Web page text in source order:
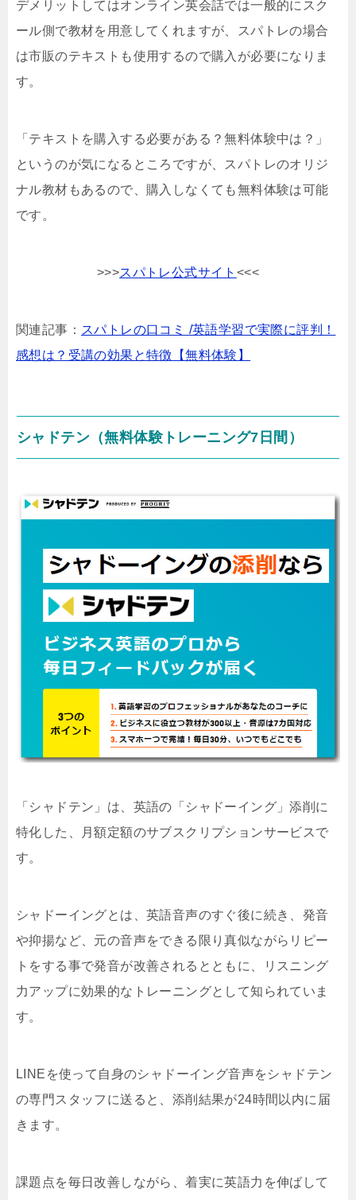
デメリットしてはオンライン英会話では一般的にスク
ール側で教材を用意してくれますが、スパトレの場合
は市販のテキストも使用するので購入が必要になりま
す。
「テキストを購入する必要がある？無料体験中は？」
というのが気になるところですが、スパトレのオリジ
ナル教材もあるので、購入しなくても無料体験は可能
です。
>>>スパトレ公式サイト <<<
関連記事： スパトレの口コミ /英語学習で実際に評判！
感想は？受講の効果と特徴【無料体験】
シャドテン（無料体験トレーニング7日間）
「シャドテン」は、英語の「シャドーイング」添削に
特化した、月額定額のサブスクリプションサービスで
す。
シャドーイングとは、英語音声のすぐ後に続き、発音
や抑揚など、元の音声をできる限り真似ながらリピー
トをする事で発音が改善されるとともに、リスニング
力アップに効果的なトレーニングとして知られていま
す。
LINEを使って自身のシャドーイング音声をシャドテン
の専門スタッフに送ると、添削結果が24時間以内に届
きます。
課題点を毎日改善しながら、着実に英語力を伸ばして